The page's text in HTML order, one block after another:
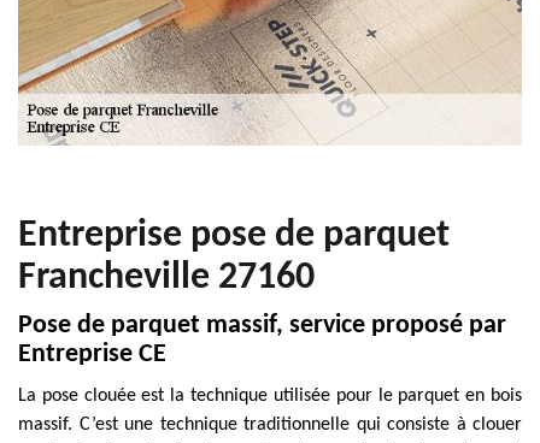
Entreprise pose de parquet
Francheville 27160
Pose de parquet massif, service proposé par
Entreprise CE
La pose clouée est la technique utilisée pour le parquet en bois
massif. C’est une technique traditionnelle qui consiste à clouer